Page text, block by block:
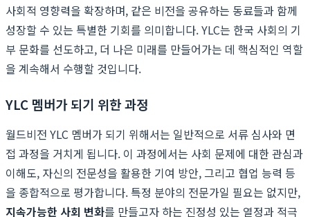
사회적 영향력을 확장하며, 같은 비전을 공유하는 동료들과 함께
성장할 수 있는 특별한 기회를 의미합니다. YLC는 한국 사회의 기
부 문화를 선도하고, 더 나은 미래를 만들어가는 데 핵심적인 역할
을 계속해서 수행할 것입니다.
YLC 멤버가 되기 위한 과정
월드비전 YLC 멤버가 되기 위해서는 일반적으로 서류 심사와 면
접 과정을 거치게 됩니다. 이 과정에서는 사회 문제에 대한 관심과
이해도, 자신의 전문성을 활용한 기여 방안, 그리고 협업 능력 등
을 종합적으로 평가합니다. 특정 분야의 전문가일 필요는 없지만,
지속가능한 사회 변화를 만들고자 하는 진정성 있는 열정과 적극